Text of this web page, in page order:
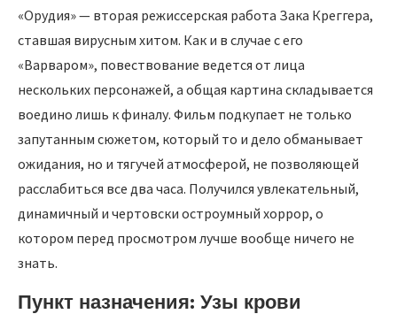
«Орудия» — вторая режиссерская работа Зака Креггера,
ставшая вирусным хитом. Как и в случае с его
«Варваром», повествование ведется от лица
нескольких персонажей, а общая картина складывается
воедино лишь к финалу. Фильм подкупает не только
запутанным сюжетом, который то и дело обманывает
ожидания, но и тягучей атмосферой, не позволяющей
расслабиться все два часа. Получился увлекательный,
динамичный и чертовски остроумный хоррор, о
котором перед просмотром лучше вообще ничего не
знать.
Пункт назначения: Узы крови